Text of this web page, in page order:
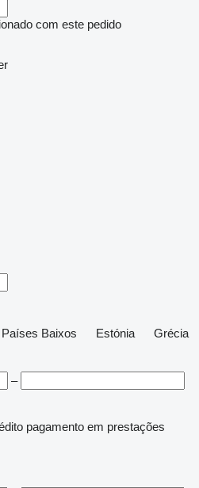
com este pedido
Países Baixos Estónia
Grécia
–
pagamento em prestações